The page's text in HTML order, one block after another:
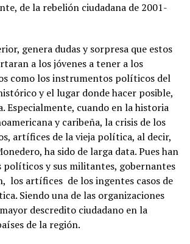
de la rebelión ciudadana de 2001-
genera dudas y sorpresa que estos
a los jóvenes a tener a los
como los instrumentos políticos del
y el lugar donde hacer posible,
Especialmente, cuando en la historia
y caribeña, la crisis de los
artífices de la vieja política, al decir,
ha sido de larga data. Pues han
políticos y sus militantes, gobernantes
los artífices de los ingentes casos de
Siendo una de las organizaciones
descredito ciudadano en la
de la región.